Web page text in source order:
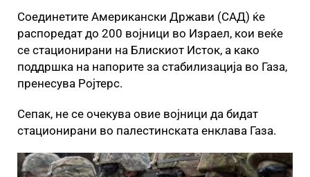
Соединетите Американски Држави (САД) ќе
распоредат до 200 војници во Израел, кои веќе
се стационирани на Блискиот Исток, а како
поддршка на напорите за стабилизација во Газа,
пренесува Ројтерс.
Сепак, не се очекува овие војници да бидат
стационирани во палестинската енклава Газа.